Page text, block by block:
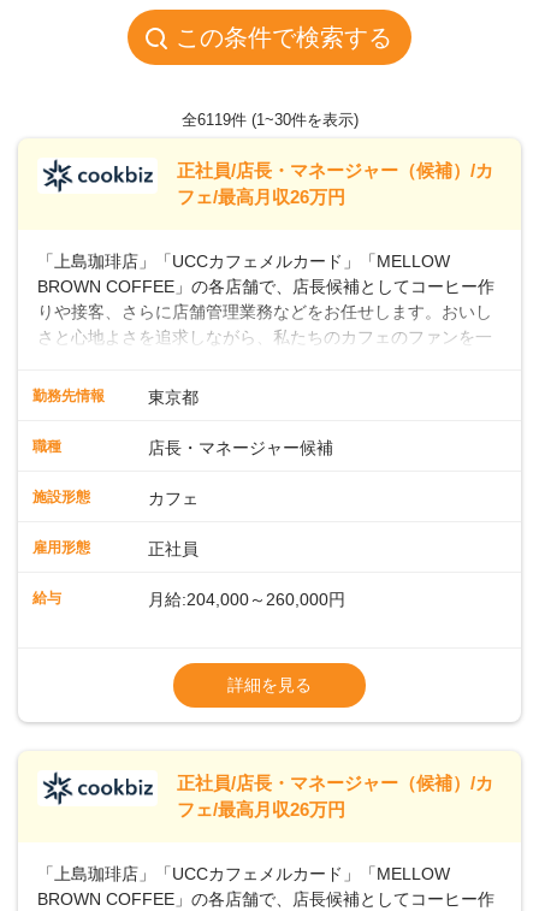
この条件で検索する
全6119件 (1~30件を表示)
正社員/店長・マネージャー（候補）/カ
フェ/最高月収26万円
「上島珈琲店」「UCCカフェメルカード」「MELLOW
BROWN COFFEE」の各店舗で、店長候補としてコーヒー作
りや接客、さらに店舗管理業務などをお任せします。おいし
さと心地よさを追求しながら、私たちのカフェのファンを一
の抽出や各種ドリンクの作成お客様のご案内、レジ対応軽食
タートも安心 ◎サポート体制充実コーヒーの知識から接客マ
から40代まで幅広い年齢層が活躍しており、チームワークも
るので、スムーズに業務に馴染める環境です。「カフェの接
長として活躍を！接客業務になれたら、売上・シフト・在庫
一切無用♪一つひとつをしっかり伝えていきますので、無理の
ないペースで覚えていきましょう！さらにマネージャーへの
勤務先情報 東京都
職種 店長・マネージャー候補
施設形態 カフェ
雇用形態 正社員
給与 月給:204,000～260,000円
ます・東日本エリア：月給21万4000～27万
※経験・スキルを考慮の上、決定します。
※別途、残業代および各種手当あり
※試用期間なし
■店長職： ・西日本／月給26万7500円
万円＋賞与(年3回)・店長職：年収410万円／
詳細を見る
正社員/店長・マネージャー（候補）/カ
フェ/最高月収26万円
「上島珈琲店」「UCCカフェメルカード」「MELLOW
BROWN COFFEE」の各店舗で、店長候補としてコーヒー作